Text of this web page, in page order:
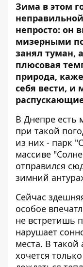
Зима в этом
непросто: он
мизерными
занял туман,
плюсовая
природа,
себя вести,
В Днепре есть
при такой
из них - парк
массиве
отправился
зимний
Сейчас
особое
не встретишь
нарушает
места. В такой
хочется